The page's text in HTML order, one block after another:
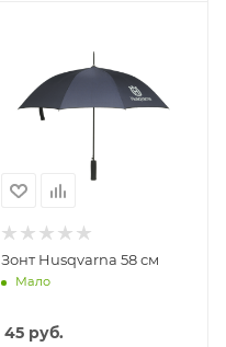
Зонт Husqvarna 58 см
Мало
45руб.